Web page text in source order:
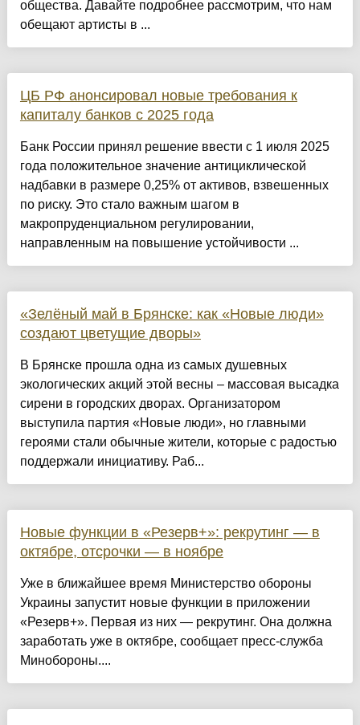
общества. Давайте подробнее рассмотрим, что нам
обещают артисты в ...
ЦБ РФ анонсировал новые требования к
капиталу банков с 2025 года
Банк России принял решение ввести с 1 июля 2025
года положительное значение антициклической
надбавки в размере 0,25% от активов, взвешенных
по риску. Это стало важным шагом в
макропруденциальном регулировании,
направленным на повышение устойчивости ...
«Зелёный май в Брянске: как «Новые люди»
создают цветущие дворы»
В Брянске прошла одна из самых душевных
экологических акций этой весны – массовая высадка
сирени в городских дворах. Организатором
выступила партия «Новые люди», но главными
героями стали обычные жители, которые с радостью
поддержали инициативу. Раб...
Новые функции в «Резерв+»: рекрутинг — в
октябре, отсрочки — в ноябре
Уже в ближайшее время Министерство обороны
Украины запустит новые функции в приложении
«Резерв+». Первая из них — рекрутинг. Она должна
заработать уже в октябре, сообщает пресс-служба
Минобороны....